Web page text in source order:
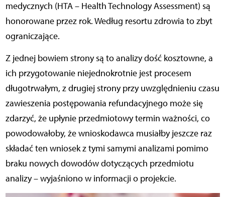
medycznych (HTA – Health Technology Assessment) są
honorowane przez rok. Według resortu zdrowia to zbyt
ograniczające.
Z jednej bowiem strony są to analizy dość kosztowne, a
ich przygotowanie niejednokrotnie jest procesem
długotrwałym, z drugiej strony przy uwzględnieniu czasu
zawieszenia postępowania refundacyjnego może się
zdarzyć, że upłynie przedmiotowy termin ważności, co
powodowałoby, że wnioskodawca musiałby jeszcze raz
składać ten wniosek z tymi samymi analizami pomimo
braku nowych dowodów dotyczących przedmiotu
analizy – wyjaśniono w informacji o projekcie.